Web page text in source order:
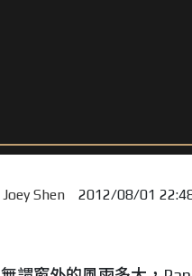
Joey Shen 2012/08/01